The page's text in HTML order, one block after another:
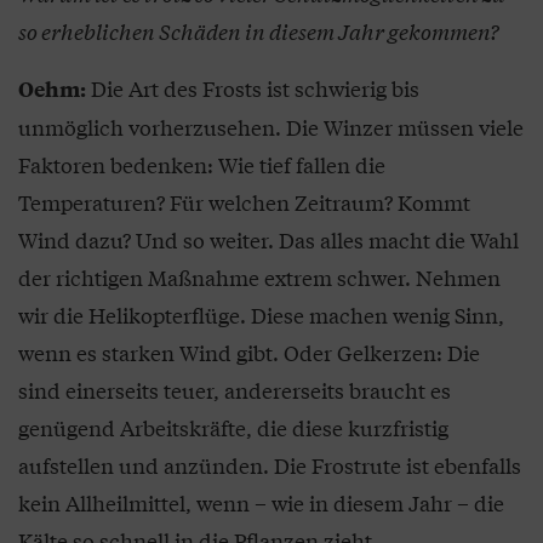
so erheblichen Schäden in diesem Jahr gekommen?
Oehm: Die Art des Frosts ist schwierig bis
unmöglich vorherzusehen. Die Winzer müssen viele
Faktoren bedenken: Wie tief fallen die
Temperaturen? Für welchen Zeitraum? Kommt
Wind dazu? Und so weiter. Das alles macht die Wahl
der richtigen Maßnahme extrem schwer. Nehmen
wir die Helikopterflüge. Diese machen wenig Sinn,
wenn es starken Wind gibt. Oder Gelkerzen: Die
sind einerseits teuer, andererseits braucht es
genügend Arbeitskräfte, die diese kurzfristig
aufstellen und anzünden. Die Frostrute ist ebenfalls
kein Allheilmittel, wenn – wie in diesem Jahr – die